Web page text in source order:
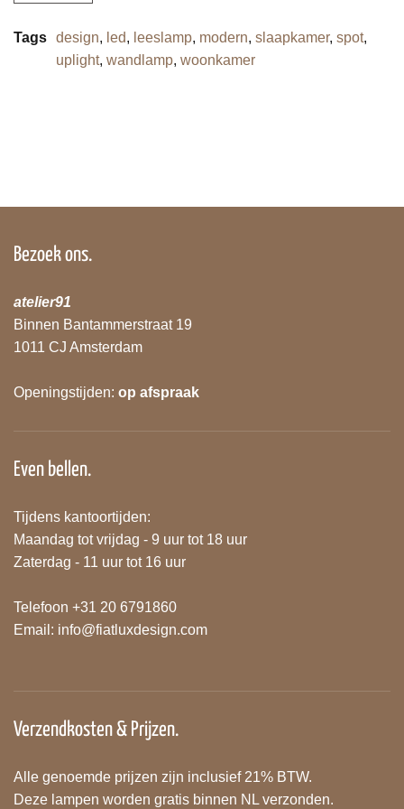
Tags design, led, leeslamp, modern, slaapkamer, spot,
uplight, wandlamp, woonkamer
Bezoek ons.
atelier91
Binnen Bantammerstraat 19
1011 CJ Amsterdam
Openingstijden: op afspraak
Even bellen.
Tijdens kantoortijden:
Maandag tot vrijdag - 9 uur tot 18 uur
Zaterdag - 11 uur tot 16 uur
Telefoon +31 20 6791860
Email: info@fiatluxdesign.com
Verzendkosten & Prijzen.
Alle genoemde prijzen zijn inclusief 21% BTW.
Deze lampen worden gratis binnen NL verzonden.